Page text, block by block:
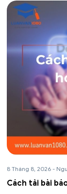
8 Tháng 8, 2026 -
Cách tải bài